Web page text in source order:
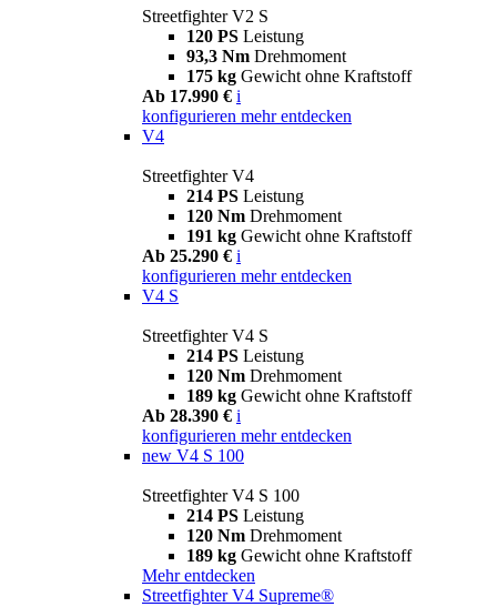
Streetfighter V2 S
120 PS Leistung
93,3 Nm Drehmoment
175 kg Gewicht ohne Kraftstoff
Ab 17.990 € i
konfigurieren mehr entdecken
V4
Streetfighter V4
214 PS Leistung
120 Nm Drehmoment
191 kg Gewicht ohne Kraftstoff
Ab 25.290 € i
konfigurieren mehr entdecken
V4 S
Streetfighter V4 S
214 PS Leistung
120 Nm Drehmoment
189 kg Gewicht ohne Kraftstoff
Ab 28.390 € i
konfigurieren mehr entdecken
new V4 S 100
Streetfighter V4 S 100
214 PS Leistung
120 Nm Drehmoment
189 kg Gewicht ohne Kraftstoff
Mehr entdecken
Streetfighter V4 Supreme®